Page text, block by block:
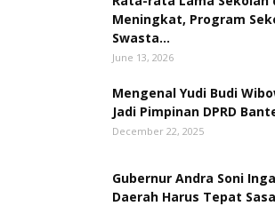
Meningkat, ‎Program
Swasta...
June 13, 2026
Mengenal Yudi Budi
Jadi Pimpinan DPRD
December 22, 2025
Gubernur Andra Soni
Daerah Harus Tepat